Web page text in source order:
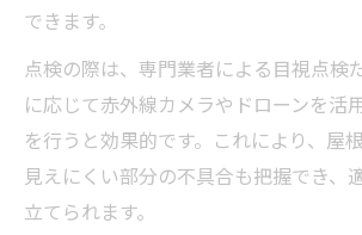
できます。
点検の際は、専門業者による目視点検
に応じて赤外線カメラやドローンを活
を行うと効果的です。これにより、屋
見えにくい部分の不具合も把握でき、
立てられます。